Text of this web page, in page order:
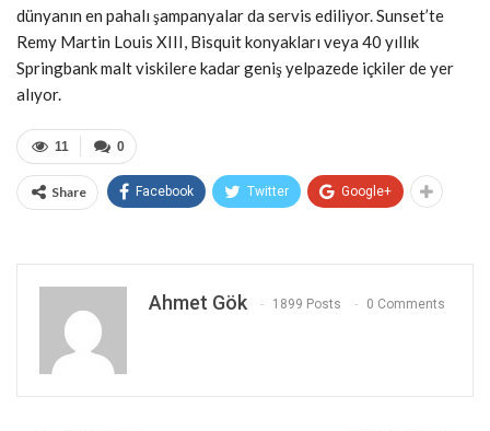
dünyanın en pahalı şampanyalar da servis ediliyor. Sunset’te
Remy Martin Louis XIII, Bisquit konyakları veya 40 yıllık
Springbank malt viskilere kadar geniş yelpazede içkiler de yer
alıyor.
0
11
Share Facebook Twitter Google+
Ahmet Gök 1899 Posts 0 Comments